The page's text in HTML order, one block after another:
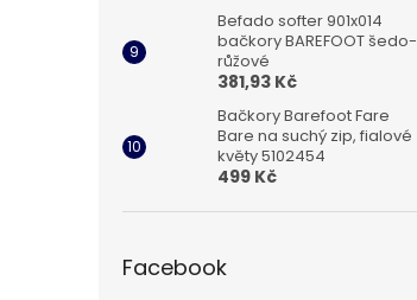
Befado softer 901x014
bačkory BAREFOOT šedo-
růžové
381,93 Kč
Bačkory Barefoot Fare
Bare na suchý zip, fialové
květy 5102454
499 Kč
Facebook